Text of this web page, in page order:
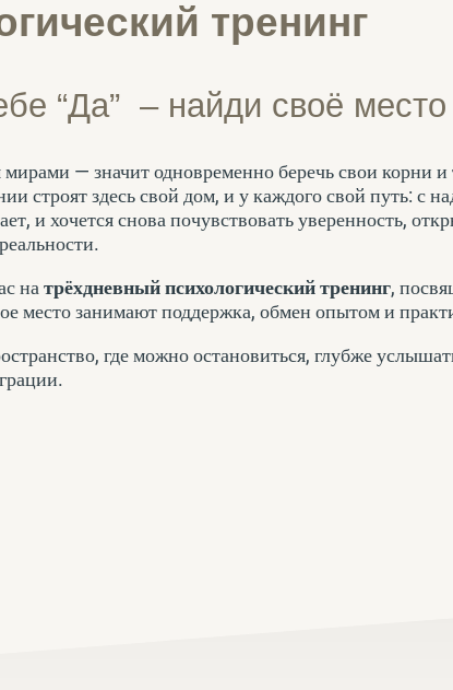
тренинг
“Да” – найди своё место
— значит одновременно беречь свои корни и
строят здесь свой дом, и у каждого свой путь: с
и хочется снова почувствовать уверенность,
на трёхдневный психологический тренинг,
место занимают поддержка, обмен опытом и
где можно остановиться, глубже